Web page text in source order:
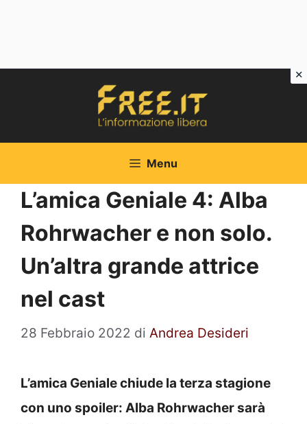
Menu
L’amica Geniale 4: Alba
Rohrwacher e non solo.
Un’altra grande attrice
nel cast
28 Febbraio 2022 di Andrea Desideri
L’amica Geniale chiude la terza stagione
con uno spoiler: Alba Rohrwacher sarà